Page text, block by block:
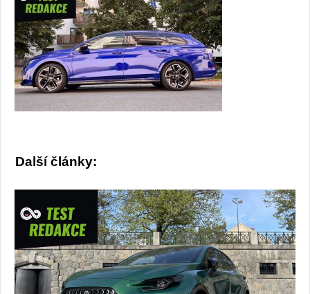
Další články: